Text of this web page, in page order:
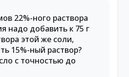
22%-ного раствора
надо добавить к 75 г
этой же соли,
15%-ный раствор?
с точностью до